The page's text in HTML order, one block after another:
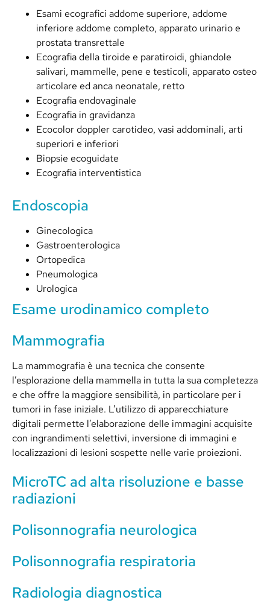
Esami ecografici addome superiore, addome
inferiore addome completo, apparato urinario e
prostata transrettale
Ecografia della tiroide e paratiroidi, ghiandole
salivari, mammelle, pene e testicoli, apparato osteo
articolare ed anca neonatale, retto
Ecografia endovaginale
Ecografia in gravidanza
Ecocolor doppler carotideo, vasi addominali, arti
superiori e inferiori
Biopsie ecoguidate
Ecografia interventistica
Endoscopia
Ginecologica
Gastroenterologica
Ortopedica
Pneumologica
Urologica
Esame urodinamico completo
Mammografia
La mammografia è una tecnica che consente
l’esplorazione della mammella in tutta la sua completezza
e che offre la maggiore sensibilità, in particolare per i
tumori in fase iniziale. L’utilizzo di apparecchiature
digitali permette l’elaborazione delle immagini acquisite
con ingrandimenti selettivi, inversione di immagini e
localizzazioni di lesioni sospette nelle varie proiezioni.
MicroTC ad alta risoluzione e basse
radiazioni
Polisonnografia neurologica
Polisonnografia respiratoria
Radiologia diagnostica